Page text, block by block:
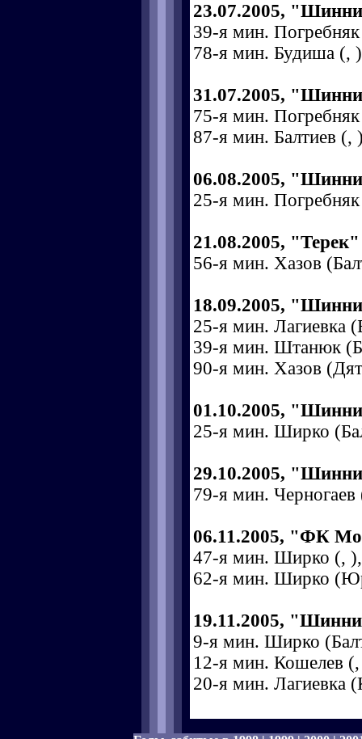
23.07.2005,
39-я мин.
78-я мин. Будиша (,
31.07.2005,
75-я мин.
87-я мин. Балтиев (,
06.08.2005,
25-я мин.
21.08.2005,
56-я мин. Хазов
18.09.2005,
25-я мин. Лагиевка
39-я мин. Штанюк
90-я мин. Хазов
01.10.2005,
25-я мин. Ширко
29.10.2005,
79-я мин.
06.11.2005, "ФК
47-я мин. Ширко (, ),
62-я мин. Ширко
19.11.2005,
9-я мин. Ширко
12-я мин. Кошелев
20-я мин. Лагиевка